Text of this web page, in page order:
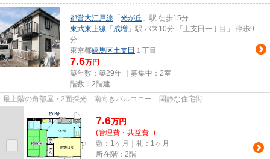
都営大江戸線 「 光が丘 」駅 徒歩15分
東武東上線 「 成増 」駅 バス10分 「土支田一丁目」 停歩9
分
東京都練馬区土支田 １丁目
7.6万円
築年数：築29年 ｜募集中： 2室
階数：2階建
最上階の角部屋・2面採光 南向きバルコニー 閑静な住宅街
7.6万円
(管理費・共益費 -)
敷：1ヶ月｜礼：1ヶ月
所在階：2階